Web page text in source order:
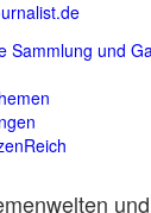
und